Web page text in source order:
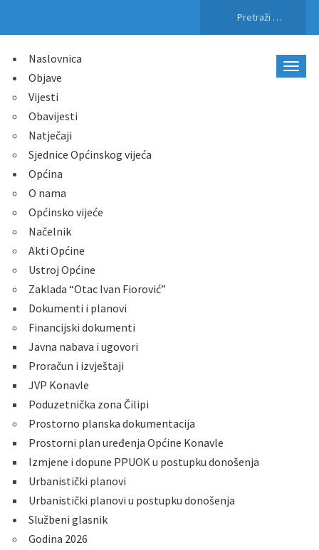
Naslovnica
Objave
Vijesti
Obavijesti
Natječaji
Sjednice Općinskog vijeća
Općina
O nama
Općinsko vijeće
Načelnik
Akti Općine
Ustroj Općine
Zaklada “Otac Ivan Fiorović”
Dokumenti i planovi
Financijski dokumenti
Javna nabava i ugovori
Proračun i izvještaji
JVP Konavle
Poduzetnička zona Čilipi
Prostorno planska dokumentacija
Prostorni plan uređenja Općine Konavle
Izmjene i dopune PPUOK u postupku donošenja
Urbanistički planovi
Urbanistički planovi u postupku donošenja
Službeni glasnik
Godina 2026